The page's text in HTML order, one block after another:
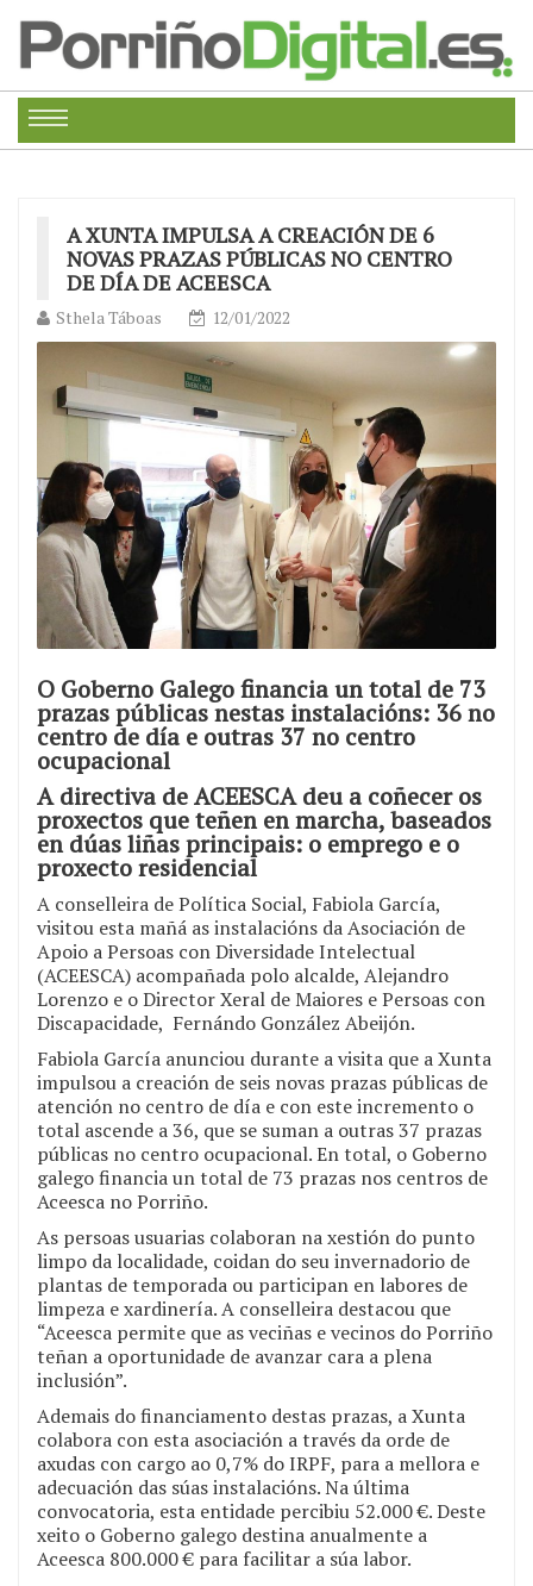
A XUNTA IMPULSA A CREACIÓN DE 6
NOVAS PRAZAS PÚBLICAS NO CENTRO
DE DÍA DE ACEESCA
Sthela Táboas 12/01/2022
O Goberno Galego financia un total de 73
prazas públicas nestas instalacións: 36 no
centro de día e outras 37 no centro
ocupacional
A directiva de ACEESCA deu a coñecer os
proxectos que teñen en marcha, baseados
en dúas liñas principais: o emprego e o
proxecto residencial
A conselleira de Política Social, Fabiola García,
visitou esta mañá as instalacións da Asociación de
Apoio a Persoas con Diversidade Intelectual
(ACEESCA) acompañada polo alcalde, Alejandro
Lorenzo e o Director Xeral de Maiores e Persoas con
Discapacidade, Fernándo González Abeijón.
Fabiola García anunciou durante a visita que a Xunta
impulsou a creación de seis novas prazas públicas de
atención no centro de día e con este incremento o
total ascende a 36, que se suman a outras 37 prazas
públicas no centro ocupacional. En total, o Goberno
galego financia un total de 73 prazas nos centros de
Aceesca no Porriño.
As persoas usuarias colaboran na xestión do punto
limpo da localidade, coidan do seu invernadorio de
plantas de temporada ou participan en labores de
limpeza e xardinería. A conselleira destacou que
“Aceesca permite que as veciñas e vecinos do Porriño
teñan a oportunidade de avanzar cara a plena
inclusión”.
Ademais do financiamento destas prazas, a Xunta
colabora con esta asociación a través da orde de
axudas con cargo ao 0,7% do IRPF, para a mellora e
adecuación das súas instalacións. Na última
convocatoria, esta entidade percibiu 52.000 €. Deste
xeito o Goberno galego destina anualmente a
Aceesca 800.000 € para facilitar a súa labor.